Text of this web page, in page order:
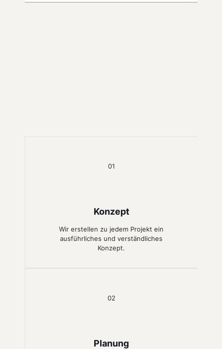
01
Konzept
Wir erstellen zu jedem Projekt ein
ausführliches und verständliches
Konzept.
02
Planung